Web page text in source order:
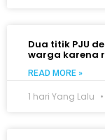
Dua titik PJU
warga karena
READ MORE »
1 hari Yang Lalu